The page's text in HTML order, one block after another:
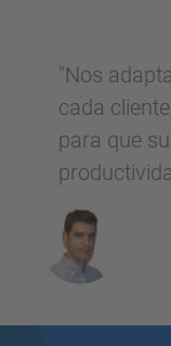
"Nos
cada
para que